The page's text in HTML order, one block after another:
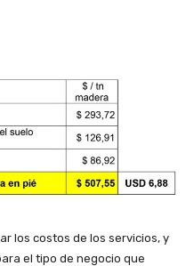
los costos de los servicios, y
el tipo de negocio que